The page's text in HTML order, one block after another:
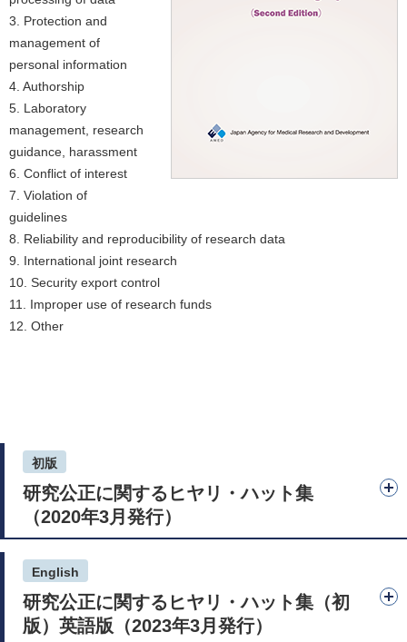
3. Protection and
management of
personal information
4. Authorship
5. Laboratory
management, research
guidance, harassment
6. Conflict of interest
7. Violation of
guidelines
8. Reliability and reproducibility of research data
9. International joint research
10. Security export control
11. Improper use of research funds
12. Other
初版
研究公正に関するヒヤリ・ハット集
（2020年3月発行）
English
研究公正に関するヒヤリ・ハット集（初
版）英語版（2023年3月発行）